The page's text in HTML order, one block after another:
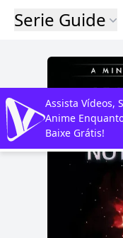
Serie Guide
Assista Vídeos,
Anime
Baixe Grátis!